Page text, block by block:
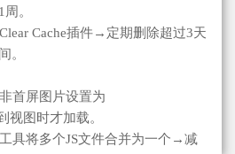
。
Cache插件→定期删除超过3天
。
首屏图片设置为
图时才加载。
具将多个JS文件合并为一个→减